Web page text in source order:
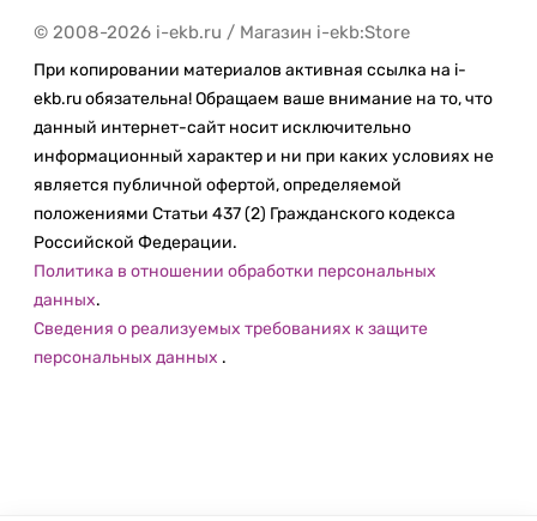
© 2008-2026 i-ekb.ru / Магазин i-ekb:Store
При копировании материалов активная ссылка на i-
ekb.ru обязательна! Обращаем ваше внимание на то, что
данный интернет-сайт носит исключительно
информационный характер и ни при каких условиях не
является публичной офертой, определяемой
положениями Статьи 437 (2) Гражданского кодекса
Российской Федерации.
Политика в отношении обработки персональных
данных.
Сведения о реализуемых требованиях к защите
персональных данных .